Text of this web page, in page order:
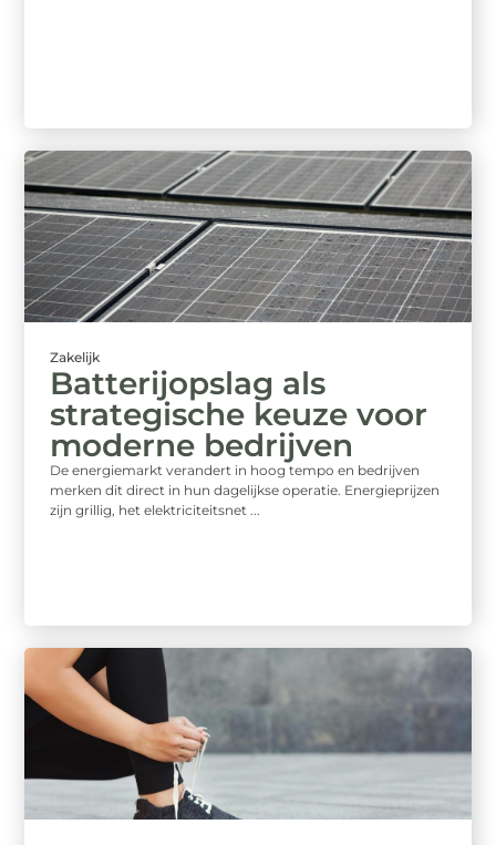
Zakelijk
Batterijopslag als
strategische keuze voor
moderne bedrijven
De energiemarkt verandert in hoog tempo en bedrijven
merken dit direct in hun dagelijkse operatie. Energieprijzen
zijn grillig, het elektriciteitsnet ...